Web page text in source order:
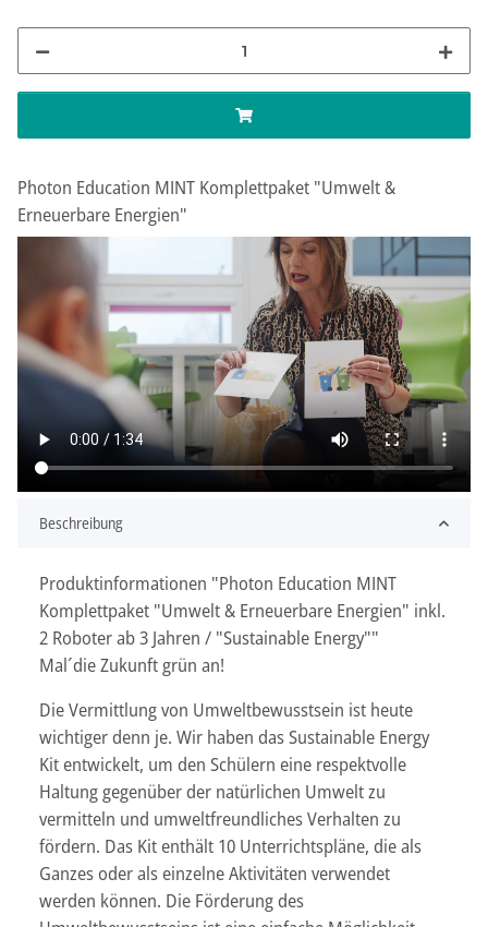
Photon Education MINT Komplettpaket "Umwelt &
Erneuerbare Energien"
Beschreibung
Produktinformationen "Photon Education MINT
Komplettpaket "Umwelt & Erneuerbare Energien" inkl.
2 Roboter ab 3 Jahren / "Sustainable Energy""
Mal´die Zukunft grün an!
Die Vermittlung von Umweltbewusstsein ist heute
wichtiger denn je. Wir haben das Sustainable Energy
Kit entwickelt, um den Schülern eine respektvolle
Haltung gegenüber der natürlichen Umwelt zu
vermitteln und umweltfreundliches Verhalten zu
fördern. Das Kit enthält 10 Unterrichtspläne, die als
Ganzes oder als einzelne Aktivitäten verwendet
werden können. Die Förderung des